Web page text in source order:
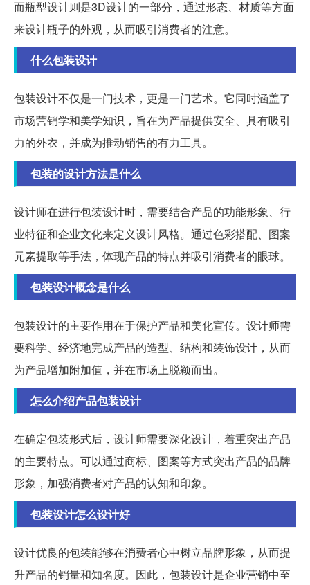
而瓶型设计则是3D设计的一部分，通过形态、材质等方面
来设计瓶子的外观，从而吸引消费者的注意。
什么包装设计
包装设计不仅是一门技术，更是一门艺术。它同时涵盖了
市场营销学和美学知识，旨在为产品提供安全、具有吸引
力的外衣，并成为推动销售的有力工具。
包装的设计方法是什么
设计师在进行包装设计时，需要结合产品的功能形象、行
业特征和企业文化来定义设计风格。通过色彩搭配、图案
元素提取等手法，体现产品的特点并吸引消费者的眼球。
包装设计概念是什么
包装设计的主要作用在于保护产品和美化宣传。设计师需
要科学、经济地完成产品的造型、结构和装饰设计，从而
为产品增加附加值，并在市场上脱颖而出。
怎么介绍产品包装设计
在确定包装形式后，设计师需要深化设计，着重突出产品
的主要特点。可以通过商标、图案等方式突出产品的品牌
形象，加强消费者对产品的认知和印象。
包装设计怎么设计好
设计优良的包装能够在消费者心中树立品牌形象，从而提
升产品的销量和知名度。因此，包装设计是企业营销中至